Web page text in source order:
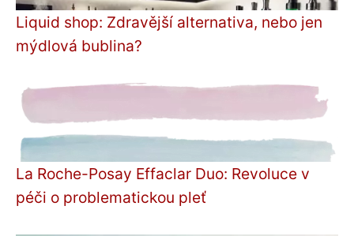
Liquid shop: Zdravější alternativa, nebo jen
mýdlová bublina?
La Roche-Posay Effaclar Duo: Revoluce v
péči o problematickou pleť